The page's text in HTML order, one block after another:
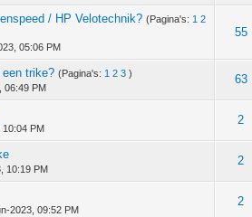
/ HP Velotechnik? (Pagina's: 1 2
05:06 PM
55
een trike? (Pagina's: 1 2 3 )
06:49 PM
63
10:04 PM
2
10:19 PM
2
2023, 09:52 PM
2